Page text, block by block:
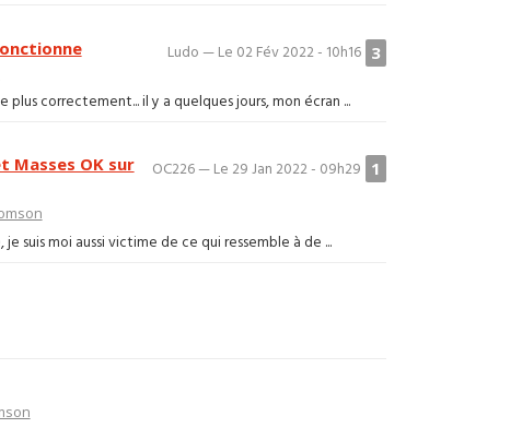
3
Ludo — Le 02 Fév 2022 - 10h16
correctement... il y a quelques jours, mon écran ...
1
OC226 — Le 29 Jan 2022 - 09h29
Masses OK sur
suis moi aussi victime de ce qui ressemble à de ...